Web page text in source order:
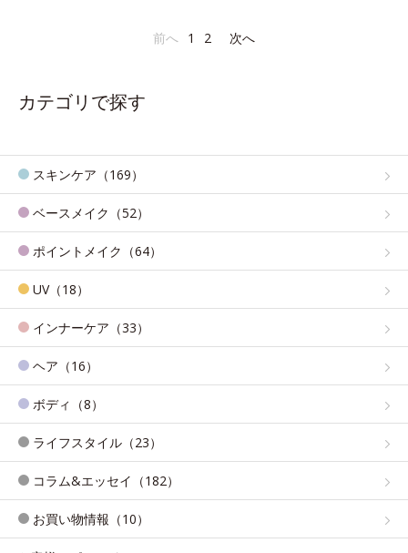
前へ 1 2 次へ
カテゴリで探す
スキンケア（169）
ベースメイク（52）
ポイントメイク（64）
UV（18）
インナーケア（33）
ヘア（16）
ボディ（8）
ライフスタイル（23）
コラム&エッセイ（182）
お買い物情報（10）